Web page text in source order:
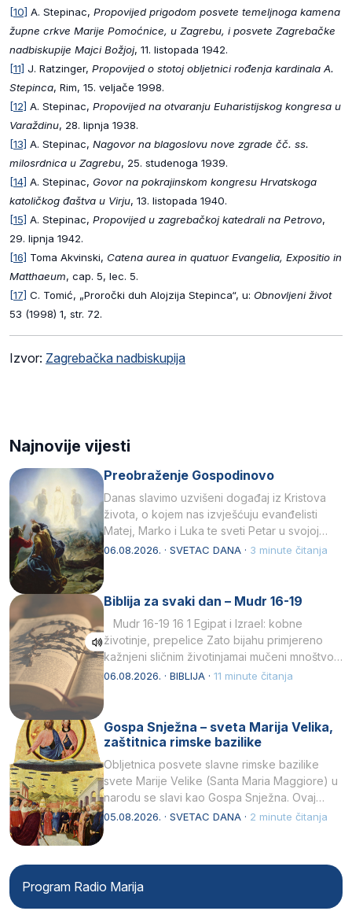
[10] A. Stepinac, Propovijed prigodom posvete temeljnoga kamena
župne crkve Marije Pomoćnice, u Zagrebu, i posvete Zagrebačke
nadbiskupije Majci Božjoj, 11. listopada 1942.
[11] J. Ratzinger, Propovijed o stotoj obljetnici rođenja kardinala A.
Stepinca, Rim, 15. veljače 1998.
[12] A. Stepinac, Propovijed na otvaranju Euharistijskog kongresa u
Varaždinu, 28. lipnja 1938.
[13] A. Stepinac, Nagovor na blagoslovu nove zgrade čč. ss.
milosrdnica u Zagrebu, 25. studenoga 1939.
[14] A. Stepinac, Govor na pokrajinskom kongresu Hrvatskoga
katoličkog đaštva u Virju, 13. listopada 1940.
[15] A. Stepinac, Propovijed u zagrebačkoj katedrali na Petrovo,
29. lipnja 1942.
[16] Toma Akvinski, Catena aurea in quatuor Evangelia, Expositio in
Matthaeum, cap. 5, lec. 5.
[17] C. Tomić, „Proročki duh Alojzija Stepinca“, u: Obnovljeni život
53 (1998) 1, str. 72.
Izvor: Zagrebačka nadbiskupija
Najnovije vijesti
Preobraženje Gospodinovo
Danas slavimo uzvišeni događaj iz Kristova
života, o kojem nas izvješćuju evanđelisti
Matej, Marko i Luka te sveti Petar u svojoj
drugoj…
06.08.2026. · SVETAC DANA · 3 minute čitanja
Biblija za svaki dan – Mudr 16-19
Mudr 16-19 16 1 Egipat i Izrael: kobne
životinje, prepelice Zato bijahu primjereno
kažnjeni sličnim životinjamai mučeni mnoštvom
kukaca.2 A narod…
06.08.2026. · BIBLIJA · 11 minute čitanja
Gospa Snježna – sveta Marija Velika,
zaštitnica rimske bazilike
Obljetnica posvete slavne rimske bazilike
svete Marije Velike (Santa Maria Maggiore) u
narodu se slavi kao Gospa Snježna. Ovaj
naziv, Sancta Maria…
05.08.2026. · SVETAC DANA · 2 minute čitanja
Program Radio Marija